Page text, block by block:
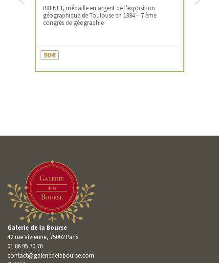
BRENET, médaille en argent de l’exposition
géographique de Toulouse en 1884 – 7 ème
congrès de géographie
90€
Previous Next
Galerie de la Bourse
42 rue Vivienne, 75002 Paris
01 86 95 70 70
contact@galeriedelabourse.com